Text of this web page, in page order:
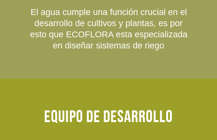
El agua cumple una función crucial en el
desarrollo de cultivos y plantas, es por
esto que ECOFLORA esta especializada
en diseñar sistemas de riego
equipo de desarrollo